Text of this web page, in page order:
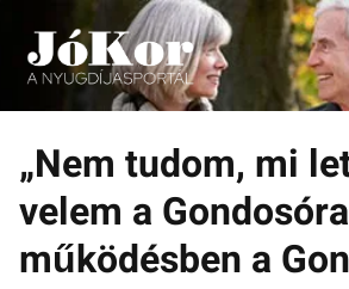
Tovább
tartalomra
Tudnivalók, érdekességek idősek
„Nem tudom, mi
velem a
működésben a